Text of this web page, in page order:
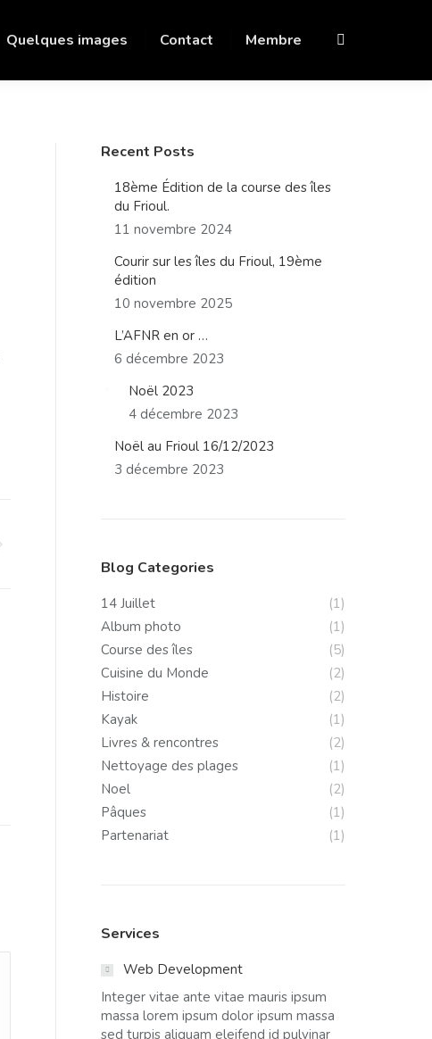
Quelques images Contact Membre
Recherche
Recent Posts
18ème Édition de la course des îles
du Frioul.
11 novembre 2024
Courir sur les îles du Frioul, 19ème
édition
10 novembre 2025
L’AFNR en or …
6 décembre 2023
Noël 2023
4 décembre 2023
Noël au Frioul 16/12/2023
3 décembre 2023
Blog Categories
14 Juillet
(1)
Album photo
(1)
Course des îles
(5)
Cuisine du Monde
(2)
Histoire
(2)
Kayak
(1)
Livres & rencontres
(2)
Nettoyage des plages
(1)
Noel
(2)
Pâques
(1)
Partenariat
(1)
Services
Web Development
Integer vitae ante vitae mauris ipsum
massa lorem ipsum dolor ipsum massa
sed turpis aliquam eleifend id pulvinar